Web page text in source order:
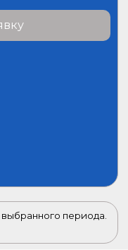
периода.